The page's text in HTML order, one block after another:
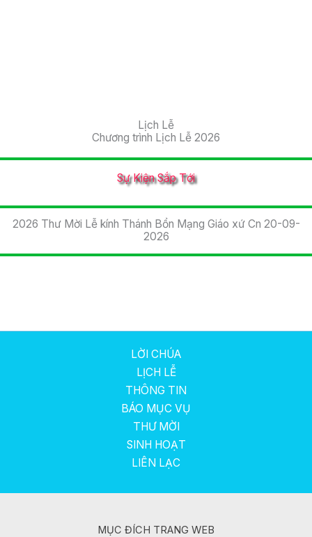
Lịch Lễ
Chương trình Lịch Lễ 2026
Sự Kiện Sắp Tới
2026 Thư Mời Lễ kính Thánh Bổn Mạng Giáo xứ Cn 20-09-
2026
LỜI CHÚA
LỊCH LỄ
THÔNG TIN
BÁO MỤC VỤ
THƯ MỜI
SINH HOẠT
LIÊN LẠC
MỤC ĐÍCH TRANG WEB